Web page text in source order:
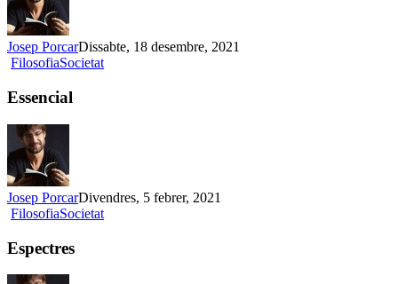
Josep PorcarDissabte, 18 desembre, 2021
FilosofiaSocietatEssencial
Essencial
Josep PorcarDivendres, 5 febrer, 2021
FilosofiaSocietatEspectres
Espectres